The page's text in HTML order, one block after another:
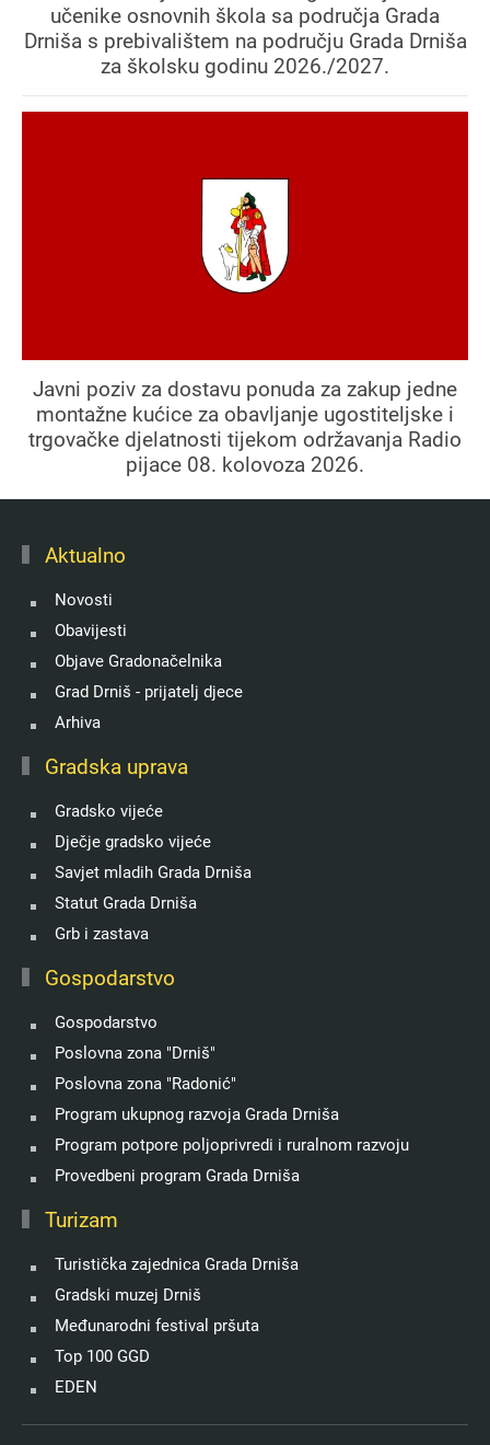
učenike osnovnih škola sa područja Grada
Drniša s prebivalištem na području Grada Drniša
za školsku godinu 2026./2027.
Javni poziv za dostavu ponuda za zakup jedne
montažne kućice za obavljanje ugostiteljske i
trgovačke djelatnosti tijekom održavanja Radio
pijace 08. kolovoza 2026.
Aktualno
Novosti
Obavijesti
Objave Gradonačelnika
Grad Drniš - prijatelj djece
Arhiva
Gradska uprava
Gradsko vijeće
Dječje gradsko vijeće
Savjet mladih Grada Drniša
Statut Grada Drniša
Grb i zastava
Gospodarstvo
Gospodarstvo
Poslovna zona "Drniš"
Poslovna zona "Radonić"
Program ukupnog razvoja Grada Drniša
Program potpore poljoprivredi i ruralnom razvoju
Provedbeni program Grada Drniša
Turizam
Turistička zajednica Grada Drniša
Gradski muzej Drniš
Međunarodni festival pršuta
Top 100 GGD
EDEN